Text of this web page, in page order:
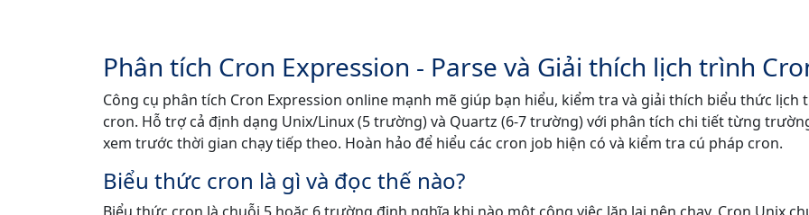
Phân tích Cron Expression - Parse và Giải thích lịch trình
Công cụ phân tích Cron Expression online mạnh mẽ giúp bạn hiểu, kiểm tra và giải thích biểu thức lịch
cron. Hỗ trợ cả định dạng Unix/Linux (5 trường) và Quartz (6-7 trường) với phân tích chi tiết từng
xem trước thời gian chạy tiếp theo. Hoàn hảo để hiểu các cron job hiện có và kiểm tra cú pháp cron.
Biểu thức cron là gì và đọc thế nào?